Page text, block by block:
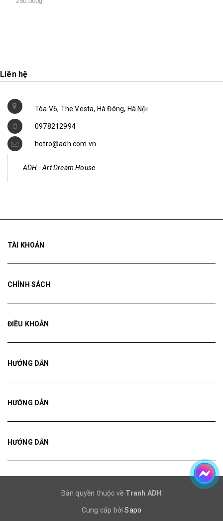
Liên hệ
Tòa V6, The Vesta, Hà Đông, Hà Nội
0978212994
hotro@adh.com.vn
ADH - Art Dream House
TÀI KHOẢN
CHÍNH SÁCH
ĐIỀU KHOẢN
HƯỚNG DẪN
HƯỚNG DẪN
HƯỚNG DẪN
Bản quyền thuộc về Tranh ADH
Cung cấp bởiSapo